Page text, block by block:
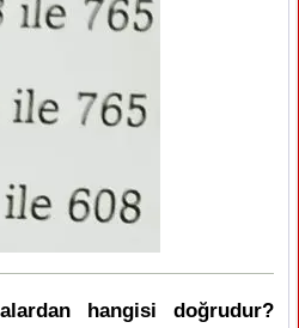
hangisi doğrudur?